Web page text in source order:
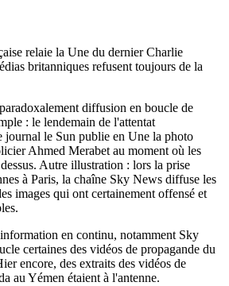
relaie la Une du dernier Charlie
britanniques refusent toujours de la
diffusion en boucle de
: le lendemain de l'attentat
journal le Sun publie en Une la photo
Ahmed Merabet au moment où les
Autre illustration : lors la prise
à Paris, la chaîne Sky News diffuse les
images qui ont certainement offensé et
en continu, notamment Sky
certaines des vidéos de propagande du
encore, des extraits des vidéos de
au Yémen étaient à l'antenne.